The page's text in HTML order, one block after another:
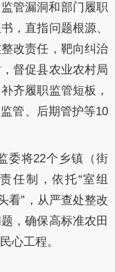
管漏洞和部门履职
，直指问题根源、
改责任，靶向纠治
督促县农业农村局
齐履职监管短板，
管、后期管护等10
委将22个乡镇（街
任制，依托“室组
看”，从严查处整改
，确保高标准农田
心工程。